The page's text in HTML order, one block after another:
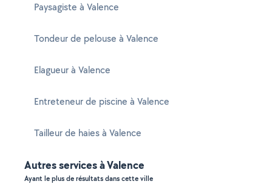
Paysagiste à Valence
Tondeur de pelouse à Valence
Elagueur à Valence
Entreteneur de piscine à Valence
Tailleur de haies à Valence
Autres services à Valence
Ayant le plus de résultats dans cette ville